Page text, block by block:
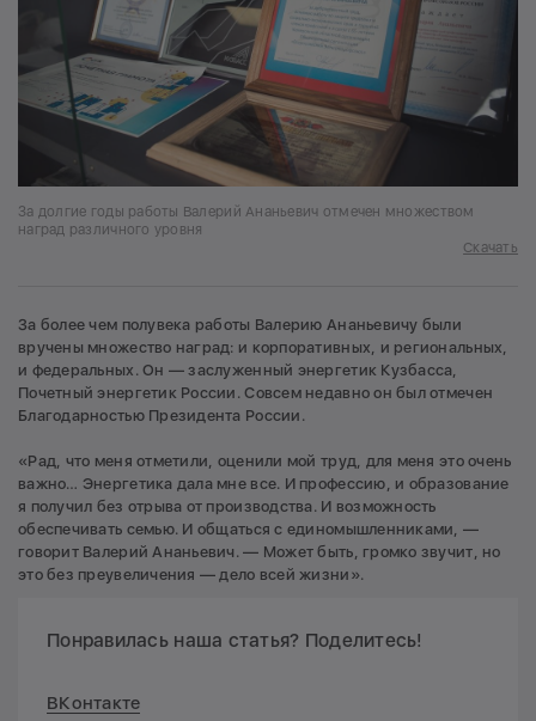
За долгие годы работы Валерий Ананьевич отмечен множеством
наград различного уровня
Скачать
За более чем полувека работы Валерию Ананьевичу были
вручены множество наград: и корпоративных, и региональных,
и федеральных. Он — заслуженный энергетик Кузбасса,
Почетный энергетик России. Совсем недавно он был отмечен
Благодарностью Президента России.
«Рад, что меня отметили, оценили мой труд, для меня это очень
важно… Энергетика дала мне все. И профессию, и образование
я получил без отрыва от производства. И возможность
обеспечивать семью. И общаться с единомышленниками, —
говорит Валерий Ананьевич. — Может быть, громко звучит, но
это без преувеличения — дело всей жизни».
Понравилась наша статья? Поделитесь!
ВКонтакте